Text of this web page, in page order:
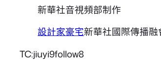
新華社音視頻部制作
設計家豪宅新華社國際傳播
TC:jiuyi9follow8